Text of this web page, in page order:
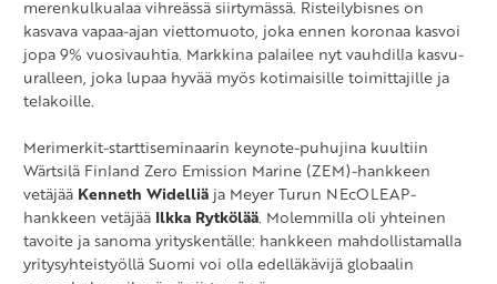
merenkulkualaa vihreässä siirtymässä. Risteilybisnes on
kasvava vapaa-ajan viettomuoto, joka ennen koronaa kasvoi
jopa 9% vuosivauhtia. Markkina palailee nyt vauhdilla kasvu-
uralleen, joka lupaa hyvää myös kotimaisille toimittajille ja
telakoille.
Merimerkit-starttiseminaarin keynote-puhujina kuultiin
Wärtsilä Finland Zero Emission Marine (ZEM)-hankkeen
vetäjää Kenneth Widelliä ja Meyer Turun NEcOLEAP-
hankkeen vetäjää Ilkka Rytkölää. Molemmilla oli yhteinen
tavoite ja sanoma yrityskentälle: hankkeen mahdollistamalla
yritysyhteistyöllä Suomi voi olla edelläkävijä globaalin